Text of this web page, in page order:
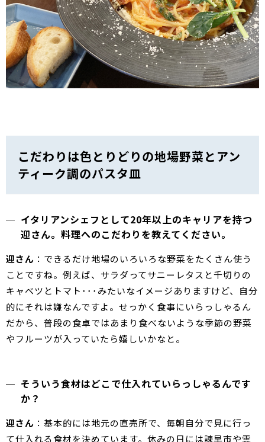
こだわりは色とりどりの地場野菜とアン
ティーク調のパスタ皿
イタリアンシェフとして20年以上のキャリアを持つ
迎さん。料理へのこだわりを教えてください。
迎さん ：できるだけ地場のいろいろな野菜をたくさん使う
ことですね。例えば、サラダってサニーレタスと千切りの
キャベツとトマト･･･みたいなイメージありますけど、自分
的にそれは嫌なんですよ。せっかく食事にいらっしゃるん
だから、普段の食卓ではあまり食べないような季節の野菜
やフルーツが入っていたら嬉しいかなと。
そういう食材はどこで仕入れていらっしゃるんです
か？
迎さん ：基本的には地元の直売所で、毎朝自分で見に行っ
て仕入れる食材を決めています。休みの日には諫早市や雲